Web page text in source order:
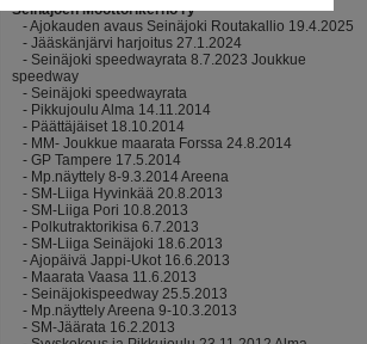
Seinäjoen Moottorikerho ry
-Ajokauden avaus Seinäjoki Routakallio 19.4.2025
- Jääskänjärvi harjoitus 27.1.2024
- Seinäjoki speedwayrata 8.7.2023 Joukkue
speedway
- Seinäjoki speedwayrata
- Pikkujoulu Alma 14.11.2014
- Päättäjäiset 18.10.2014
- MM- Joukkue maarata Forssa 24.8.2014
- GP Tampere 17.5.2014
- Mp.näyttely 8-9.3.2014 Areena
- SM-Liiga Hyvinkää 20.8.2013
- SM-Liiga Pori 10.8.2013
- Polkutraktorikisa 6.7.2013
- SM-Liiga Seinäjoki 18.6.2013
-Ajopäivä Jappi-Ukot 16.6.2013
- Maarata Vaasa 11.6.2013
- Seinäjokispeedway 25.5.2013
- Mp.näyttely Areena 9-10.3.2013
- SM-Jäärata 16.2.2013